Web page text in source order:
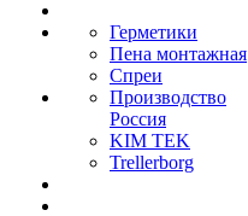
Герметики
Пена монтажная
Спреи
Производство
Россия
KIM TEK
Trellerborg